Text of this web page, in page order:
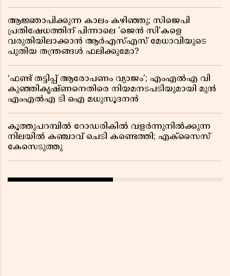
ആജ്ഞാപിക്കുന്ന കാലം കഴിഞ്ഞു; സിജെപി
പ്രതിഷേധത്തിന് പിന്നാലെ 'ജെൻ സി'കളെ
വരുതിയിലാക്കാൻ ആർഎസ്എസ് മേധാവിയുടെ
പുതിയ തന്ത്രങ്ങൾ ഫലിക്കുമോ?
‘ഫണ്ട് തട്ടിപ്പ് ആരോപണം വ്യാജം’; എംഎൽഎ വി
കുഞ്ഞികൃഷ്ണനെതിരെ നിയമനടപടിയുമായി മുൻ
എംഎൽഎ ടി ഐ മധുസൂദനൻ
കൂത്തുപറമ്പിൽ റോഡരികിൽ വളർന്നുനിൽക്കുന്ന
നിലയിൽ കഞ്ചാവ് ചെടി കണ്ടെത്തി; എക്സൈസ്
കേസെടുത്തു